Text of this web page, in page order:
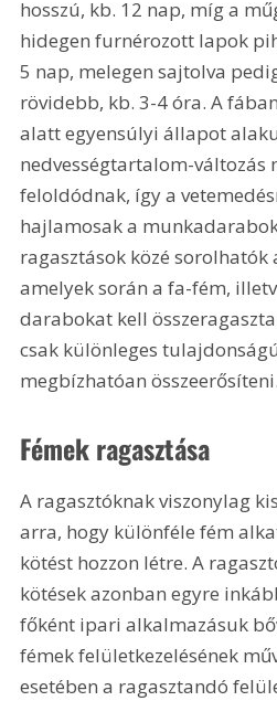
hosszú, kb. 12 nap, míg a
hidegen furnérozott lapok
5 nap, melegen sajtolva
rövidebb, kb. 3-4 óra. A
alatt egyensúlyi állapot
nedvességtartalom-változás
feloldódnak, így a
hajlamosak a
ragasztások közé sorolhatók
amelyek során a fa-fém,
darabokat kell
csak különleges
megbízhatóan összeerősíteni.
Fémek ragasztása
A ragasztóknak viszonylag
arra, hogy különféle fém
kötést hozzon létre. A
kötések azonban egyre
főként ipari alkalmazásuk
fémek felületkezelésének
esetében a ragasztandó